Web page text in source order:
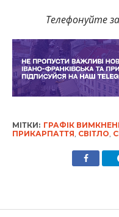
Телефонуйте
МІТКИ: ГРАФІК
ПРИКАРПАТТЯ СВІТЛО